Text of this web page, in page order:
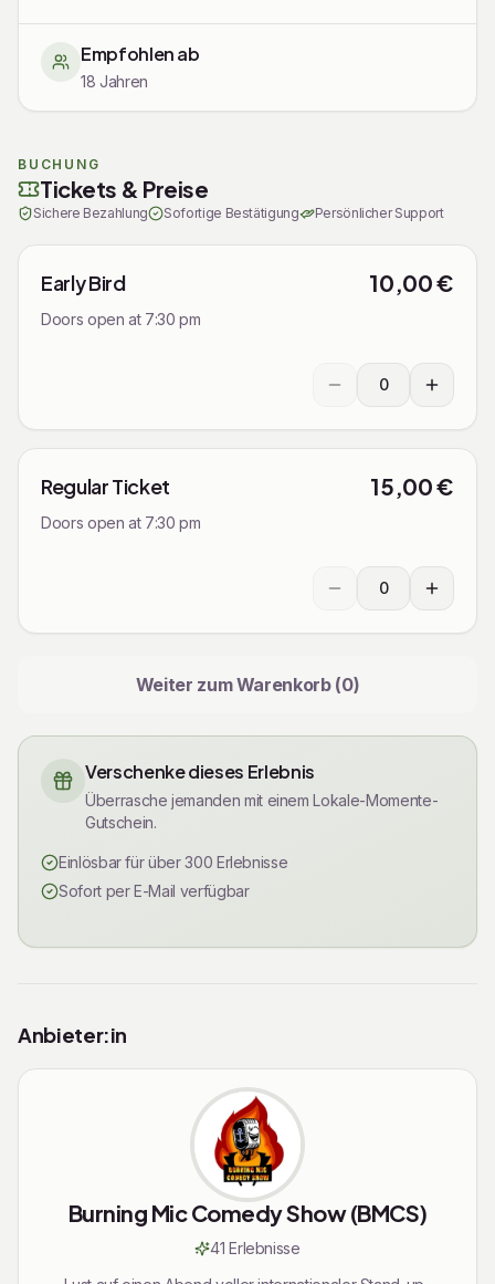
Empfohlen ab
18 Jahren
Tickets
BUCHUNG
Tickets & Preise
Sichere Bezahlung Sofortige Bestätigung Persönlicher Support
Early Bird
Doors open at 7:30 pm
10,00 €
0
Ticketmenge
Regular Ticket
Doors open at 7:30 pm
15,00 €
0
Ticketmenge
Weiter zum Warenkorb (0)
Verschenke dieses Erlebnis
Überrasche jemanden mit einem Lokale-Momente-
Gutschein.
Einlösbar für über 300 Erlebnisse
Sofort per E-Mail verfügbar
Anbieter:in
Burning Mic Comedy Show (BMCS)
41 Erlebnisse